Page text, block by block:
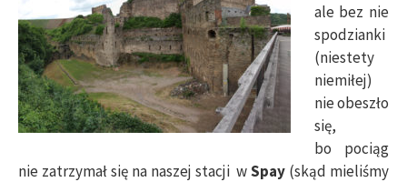
ale bez nie
spodzianki
(niestety
niemiłej)
nie obeszło
się,
bo pociąg
nie zatrzymał się na naszej stacji wSpay (skąd mieliśmy